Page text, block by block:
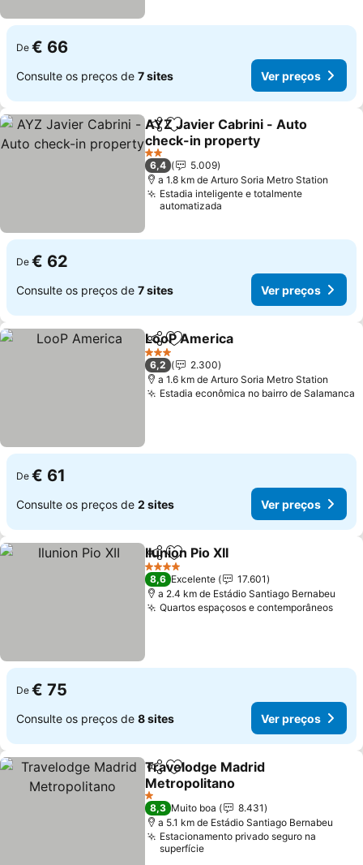
De € 66
Consulte os preços de 7 sites Ver preços
PartilharAdicionar aos favoritos
AYZ Javier Cabrini - Auto
check-in property
Ver preços
2 Estrelas
6,4
5.009
a 1.8 km de Arturo Soria Metro Station
Estadia inteligente e totalmente
automatizada
De € 62
Consulte os preços de 7 sites Ver preços
PartilharAdicionar aos favoritos
LooP America
3 Estrelas
6,2
2.300
a 1.6 km de Arturo Soria Metro Station
Estadia econômica no bairro de Salamanca
De € 61
Consulte os preços de 2 sites Ver preços
PartilharAdicionar aos favoritos
Ilunion Pio XII
4 Estrelas
8,6 Excelente
17.601
a 2.4 km de Estádio Santiago Bernabeu
Quartos espaçosos e contemporâneosVer
De € 75
Consulte os preços de 8 sites Ver preços
PartilharAdicionar aos favoritos
Travelodge Madrid
Metropolitano
Ver preços
1 Estrelas
8,3 Muito boa
8.431
a 5.1 km de Estádio Santiago Bernabeu
Estacionamento privado seguro na
superfície